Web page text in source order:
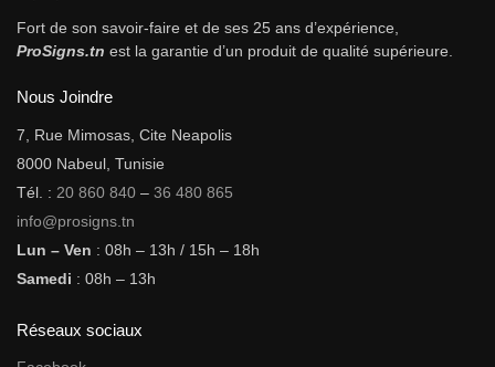
Fort de son savoir-faire et de ses 25 ans d’expérience,
ProSigns.tn est la garantie d’un produit de qualité supérieure.
Nous Joindre
7, Rue Mimosas, Cite Neapolis
8000 Nabeul, Tunisie
Tél. : 20 860 840 – 36 480 865
info@prosigns.tn
Lun – Ven : 08h – 13h / 15h – 18h
Samedi : 08h – 13h
Réseaux sociaux